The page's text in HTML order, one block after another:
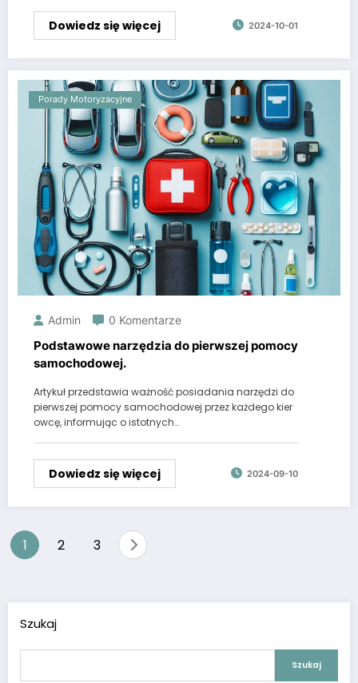
Dowiedz się więcej 2024-10-01
Porady Motoryzacyjne
Admin 0 Komentarze
Podstawowe narzędzia do pierwszej pomocy
samochodowej.
Artykuł przedstawia ważność posiadania narzędzi do
pierwszej pomocy samochodowej przez każdego kier
owcę, informując o istotnych…
Dowiedz się więcej 2024-09-10
Stronicowanie
1 2 3
Szukaj
Szukaj